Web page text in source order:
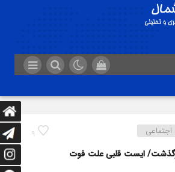
9
ایست قلبی علت فوت